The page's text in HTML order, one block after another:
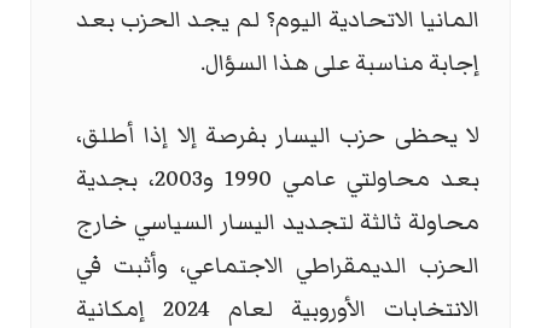
المانيا الاتحادية اليوم؟ لم يجد الحزب بعد
إجابة مناسبة على هذا السؤال.
لا يحظى حزب اليسار بفرصة إلا إذا أطلق،
بعد محاولتي عامي 1990 و2003، بجدية
محاولة ثالثة لتجديد اليسار السياسي خارج
الحزب الديمقراطي الاجتماعي، وأثبت في
الانتخابات الأوروبية لعام 2024 إمكانية